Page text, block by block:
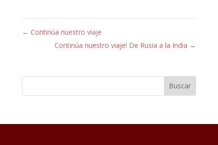
← Continúa nuestro viaje
Continúa nuestro viaje! De Rusia a la India →